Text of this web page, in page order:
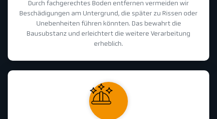
Durch fachgerechtes Boden entfernen vermeiden wir
Beschädigungen am Untergrund, die später zu Rissen oder
Unebenheiten führen könnten. Das bewahrt die
Bausubstanz und erleichtert die weitere Verarbeitung
erheblich.